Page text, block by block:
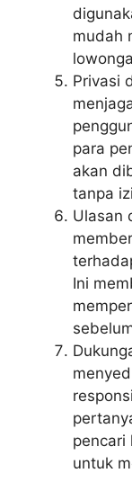
mudah
Privasi
para
akan
tanpa
Ulasan
Ini
pencari
untuk